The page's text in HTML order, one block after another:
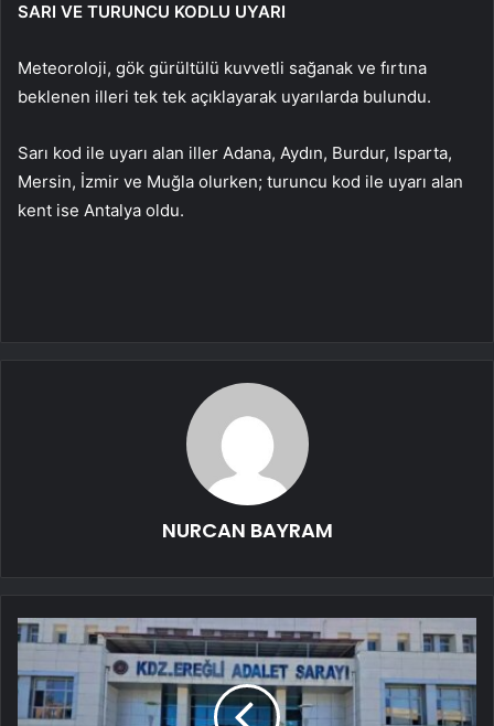
SARI VE TURUNCU KODLU UYARI
Meteoroloji, gök gürültülü kuvvetli sağanak ve fırtına
beklenen illeri tek tek açıklayarak uyarılarda bulundu.
Sarı kod ile uyarı alan iller Adana, Aydın, Burdur, Isparta,
Mersin, İzmir ve Muğla olurken; turuncu kod ile uyarı alan
kent ise Antalya oldu.
NURCAN BAYRAM